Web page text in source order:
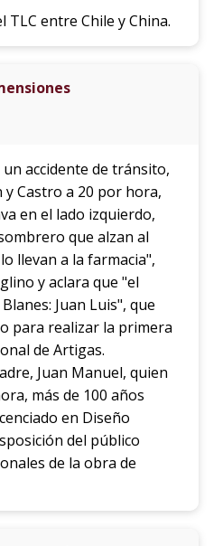
TLC entre Chile y China.
accidente de tránsito,
Castro a 20 por hora,
en el lado izquierdo,
que alzan al
llevan a la farmacia",
y aclara que "el
Juan Luis", que
para realizar la primera
de Artigas.
Juan Manuel, quien
más de 100 años
en Diseño
del público
de la obra de